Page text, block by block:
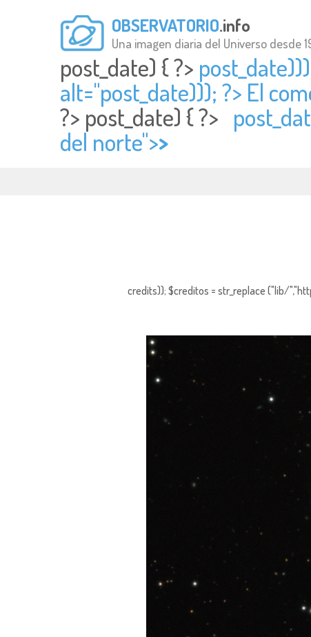
OBSERVATORIO.info
Una imagen diaria del Universo desde
post_date) { ?>
alt="post_date))); ?> El
?> post_date) { ?>
del norte">>
credits)); $creditos = str_replace ("lib/